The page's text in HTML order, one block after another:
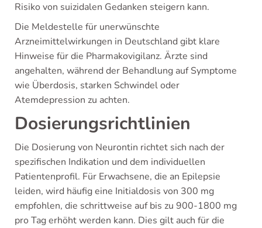
Risiko von suizidalen Gedanken steigern kann.
Die Meldestelle für unerwünschte
Arzneimittelwirkungen in Deutschland gibt klare
Hinweise für die Pharmakovigilanz. Ärzte sind
angehalten, während der Behandlung auf Symptome
wie Überdosis, starken Schwindel oder
Atemdepression zu achten.
Dosierungsrichtlinien
Die Dosierung von Neurontin richtet sich nach der
spezifischen Indikation und dem individuellen
Patientenprofil. Für Erwachsene, die an Epilepsie
leiden, wird häufig eine Initialdosis von 300 mg
empfohlen, die schrittweise auf bis zu 900-1800 mg
pro Tag erhöht werden kann. Dies gilt auch für die